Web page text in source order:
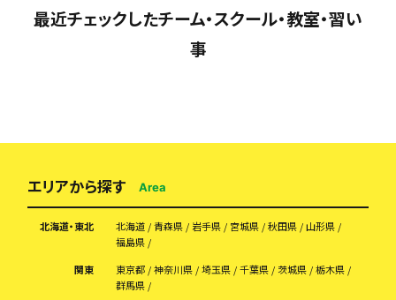
最近チェックしたチーム・スクール・教室・習い
事
エリアから探す Area
北海道・東北 北海道 青森県 岩手県 宮城県 秋田県
山形県
福島県
関東
東京都 神奈川県 埼玉県 千葉県 茨城県
栃木県
群馬県